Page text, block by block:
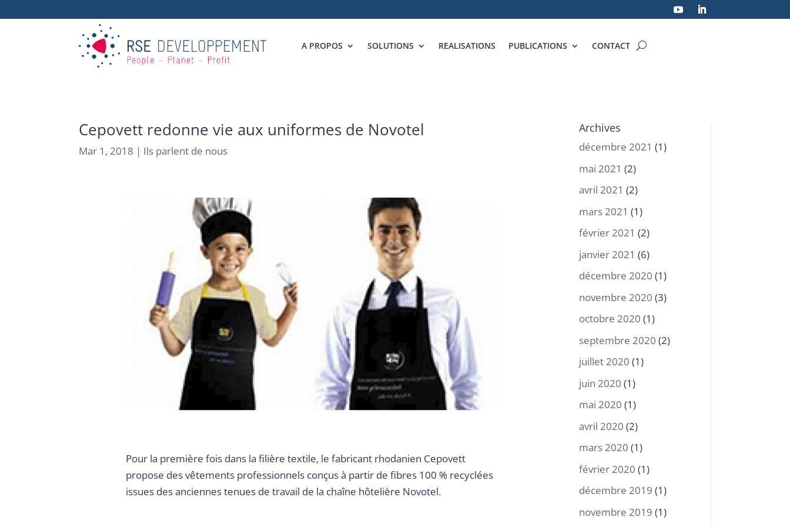
A PROPOS SOLUTIONS REALISATIONS PUBLICATIONS CONTACT
Cepovett redonne vie aux uniformes de Novotel
Mar 1, 2018 | Ils parlent de nous
Pour la première fois dans la filière textile, le fabricant rhodanien Cepovett
propose des vêtements professionnels conçus à partir de fibres 100 % recyclées
issues des anciennes tenues de travail de la chaîne hôtelière Novotel.
Archives
décembre 2021 (1)
mai 2021 (2)
avril 2021 (2)
mars 2021 (1)
février 2021 (2)
janvier 2021 (6)
décembre 2020 (1)
novembre 2020 (3)
octobre 2020 (1)
septembre 2020 (2)
juillet 2020 (1)
juin 2020 (1)
mai 2020 (1)
avril 2020 (2)
mars 2020 (1)
février 2020 (1)
décembre 2019 (1)
novembre 2019 (1)